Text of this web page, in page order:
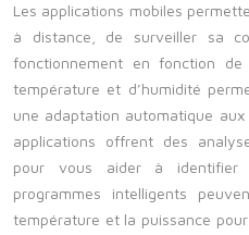
Les applications mobiles
à distance, de surveiller sa
fonctionnement en fonction
température et d’humidité
une adaptation automatique
applications offrent des
pour vous aider à identifier
programmes intelligents
température et la puissance